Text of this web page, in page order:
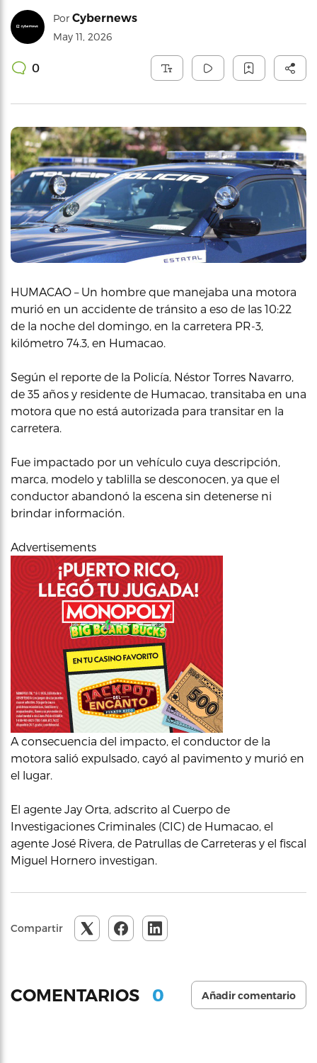
Por Cybernews
May 11, 2026
0
HUMACAO – Un hombre que manejaba una motora
murió en un accidente de tránsito a eso de las 10:22
de la noche del domingo, en la carretera PR-3,
kilómetro 74.3, en Humacao.
Según el reporte de la Policía, Néstor Torres Navarro,
de 35 años y residente de Humacao, transitaba en una
motora que no está autorizada para transitar en la
carretera.
Fue impactado por un vehículo cuya descripción,
marca, modelo y tablilla se desconocen, ya que el
conductor abandonó la escena sin detenerse ni
brindar información.
Advertisements
A consecuencia del impacto, el conductor de la
motora salió expulsado, cayó al pavimento y murió en
el lugar.
El agente Jay Orta, adscrito al Cuerpo de
Investigaciones Criminales (CIC) de Humacao, el
agente José Rivera, de Patrullas de Carreteras y el fiscal
Miguel Hornero investigan.
Compartir
COMENTARIOS 0 Añadir comentario